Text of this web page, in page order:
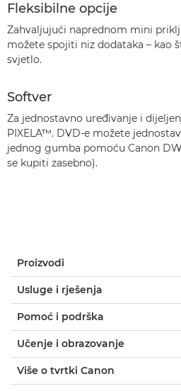
Fleksibilne opcije
Zahvaljujući naprednom mini
možete spojiti niz dodataka – kao
svjetlo.
Softver
Za jednostavno uređivanje i
PIXELA™. DVD-e možete
jednog gumba pomoću Canon
se kupiti zasebno).
Proizvodi
Usluge i rješenja
Pomoć i podrška
Učenje i obrazovanje
Više o tvrtki Canon